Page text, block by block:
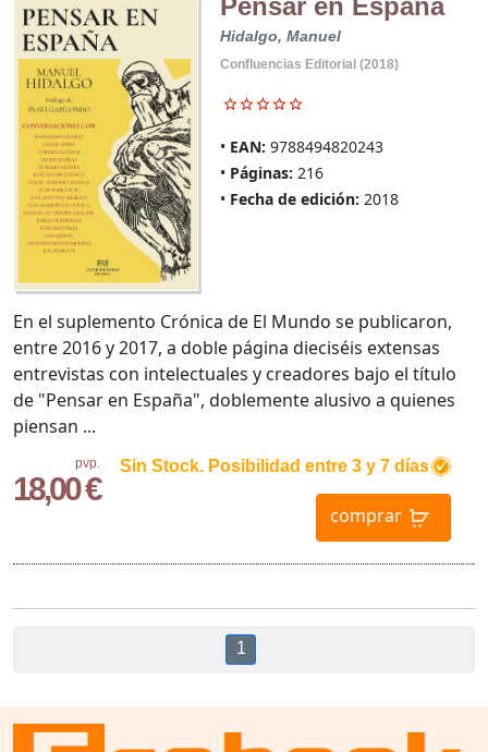
Pensar en España
Hidalgo, Manuel
Confluencias Editorial (2018)
EAN: 9788494820243
Páginas: 216
Fecha de edición: 2018
pvp.
18,00 €
Sin Stock. Posibilidad entre 3 y 7 días
comprar
En el suplemento Crónica de El Mundo se publicaron,
entre 2016 y 2017, a doble página dieciséis extensas
entrevistas con intelectuales y creadores bajo el título
de "Pensar en España", doblemente alusivo a quienes
piensan ...
1